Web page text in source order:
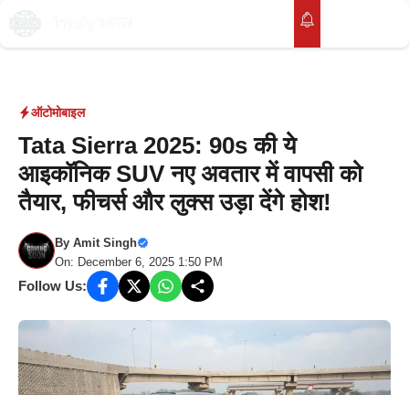
Skip
ऑटोमोबाइल
Tata Sierra 2025: 90s की ये
आइकॉनिक SUV नए अवतार में वापसी को
तैयार, फीचर्स और लुक्स उड़ा देंगे होश!
By Amit Singh
On: December 6, 2025 1:50 PM
Follow Us: